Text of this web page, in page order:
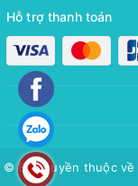
Hỗ trợ thanh toán
© Bản quyền thuộc về